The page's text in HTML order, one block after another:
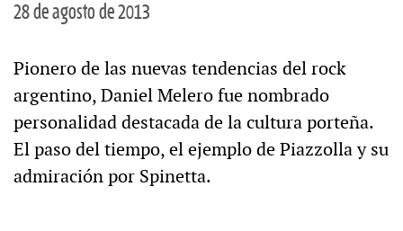
28 de agosto de 2013
Pionero de las nuevas tendencias del rock
argentino, Daniel Melero fue nombrado
personalidad destacada de la cultura porteña.
El paso del tiempo, el ejemplo de Piazzolla y su
admiración por Spinetta.